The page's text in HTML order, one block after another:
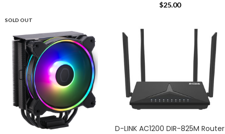
$25.00
SOLD OUT
D-LINK AC1200 DIR-825M Router